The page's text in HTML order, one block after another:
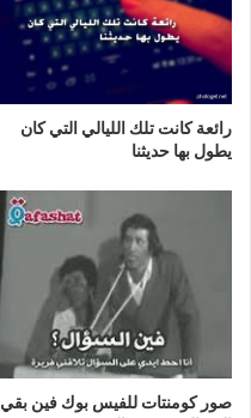
رائعة كانت تلك الليالي التي كان
يطول بها حديثنا
صور كومنتات للفيس بوك فين بقي